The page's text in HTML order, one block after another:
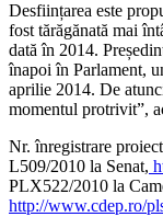
Desființarea este
fost tărăgănată mai
dată în 2014.
înapoi în Parlament,
aprilie 2014. De
momentul protrivit”,
Nr. înregistrare
L509/2010 la Senat,
PLX522/2010 la
http://www.cdep.ro/